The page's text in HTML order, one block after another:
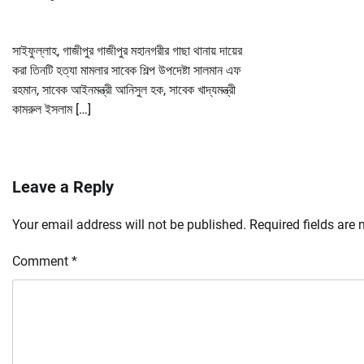
সাইফুল্লাহ, গাজীপুর গাজীপুর মহানগরীর গাছা থানায় দায়ের
করা তিনটি হত্যা মামলার সাবেক শিল্প উপদেষ্টা সালমান এফ
রহমান, সাবেক আইনমন্ত্রী আনিসুল হক, সাবেক খাদ্যমন্ত্রী
কামরুল ইসলাম […]
Leave a Reply
Your email address will not be published. Required fields are
Comment *